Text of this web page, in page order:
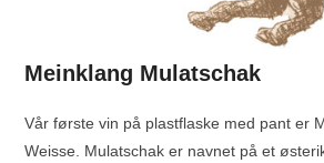
Meinklang Mulatschak
Vår første vin på plastflaske med pant er
Weisse. Mulatschak er navnet på et